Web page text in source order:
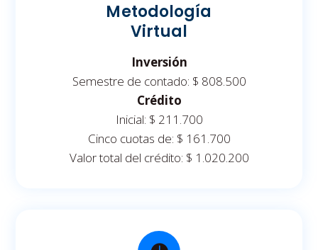
Metodología
Virtual
Inversión
Semestre de contado: $ 808.500
Crédito
Inicial: $ 211.700
Cinco cuotas de: $ 161.700
Valor total del crédito: $ 1.020.200